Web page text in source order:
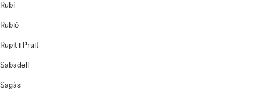
Rubí
Rubió
Rupit i Pruit
Sabadell
Sagàs